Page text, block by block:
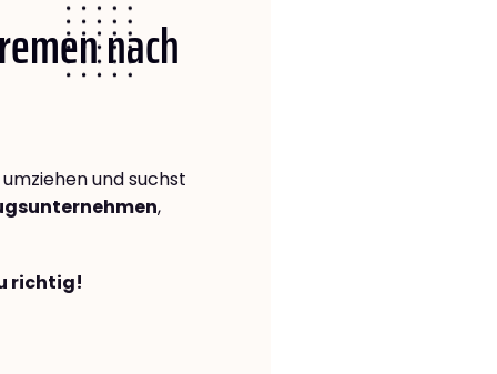
nach
umziehen und suchst
,
richtig!